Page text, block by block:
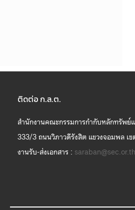
ติดต่อ ก.ล.ต.
สำนักงานคณะกรรมการกำกับหลักทรัพย์
333/3 ถนนวิภาวดีรังสิต แขวงจอมพล เ
งานรับ-ส่งเอกสาร : saraban@sec.or.th